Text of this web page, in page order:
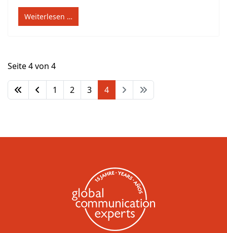
Weiterlesen …
Seite 4 von 4
1 2 3 4